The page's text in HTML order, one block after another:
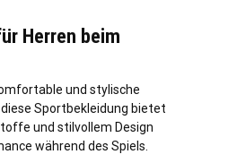
Herren beim
und stylische
diese Sportbekleidung bietet
und stilvollem Design
während des Spiels.